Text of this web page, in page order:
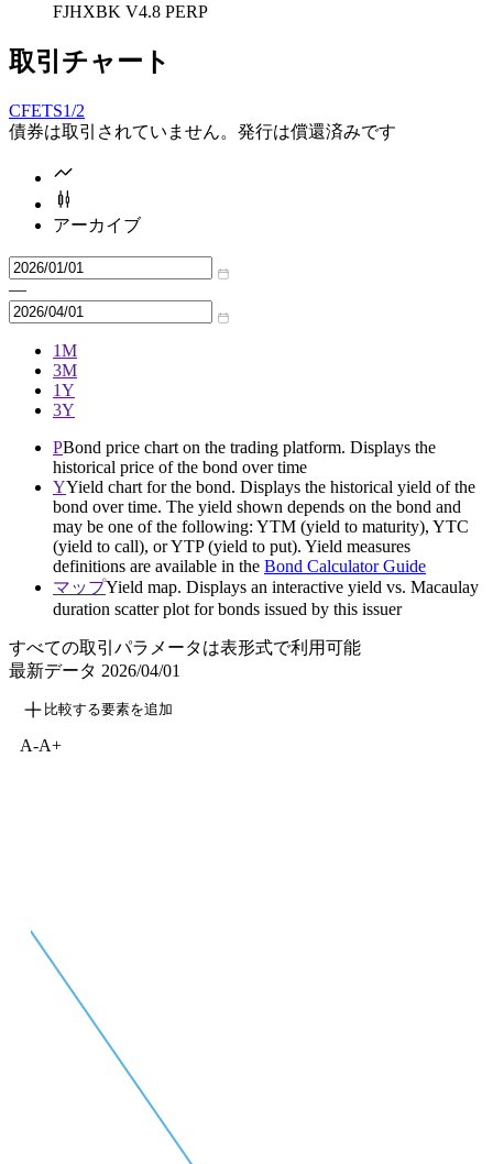
FJHXBK V4.8 PERP
取引チャート
CFETS1/2
債券は取引されていません。発行は償還済みです
アーカイブ
—
1M
3M
1Y
3Y
PBond price chart on the trading platform. Displays the
historical price of the bond over time
YYield chart for the bond. Displays the historical yield of the
bond over time. The yield shown depends on the bond and
may be one of the following: YTM (yield to maturity), YTC
(yield to call), or YTP (yield to put). Yield measures
definitions are available in the Bond Calculator Guide
マップYield map. Displays an interactive yield vs. Macaulay
duration scatter plot for bonds issued by this issuer
すべての取引パラメータは表形式で利用可能
最新データ 2026/04/01
比較する要素を追加